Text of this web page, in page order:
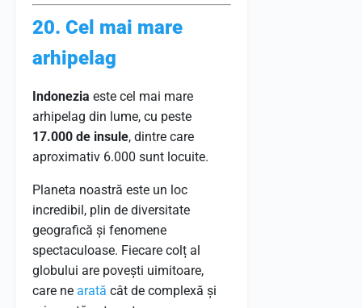
20. Cel mai mare
arhipelag
Indonezia este cel mai mare
arhipelag din lume, cu peste
17.000 de insule, dintre care
aproximativ 6.000 sunt locuite.
Planeta noastră este un loc
incredibil, plin de diversitate
geografică și fenomene
spectaculoase. Fiecare colț al
globului are povești uimitoare,
care ne arată cât de complexă și